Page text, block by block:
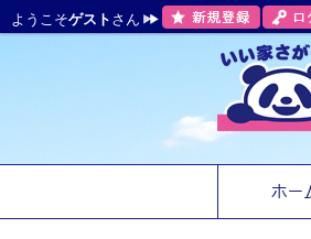
ようこそゲスト さん